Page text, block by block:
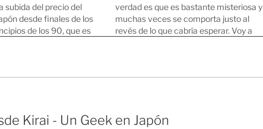
subida del precio del
desde finales de los
de los 90, que es
verdad es que es bastante misteriosa y
muchas veces se comporta justo al
revés de lo que cabría esperar. Voy a
Kirai - Un Geek en Japón